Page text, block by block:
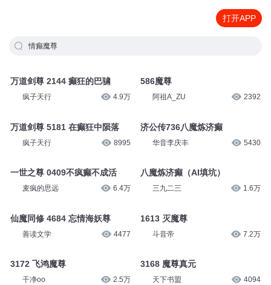
打开APP
情癫魔尊
万道剑尊 2144 癫狂的巴骕
疯子天行 4.9万
万道剑尊 5181 在癫狂中陨落
疯子天行 8995
一世之尊 0409不疯癫不成活
麦疯的思远 6.4万
仙魔同修 4684 忘情海妖尊
善读文学 4477
3172 飞鸿魔尊
干净oo 2.5万
586魔尊
阿祖A_ZU 2392
济公传736八魔炼济癫
华音李庆丰 5430
八魔炼济癫（AI填坑）
三九二三 1.6万
1613 灭魔尊
斗音帝 7.2万
3168 魔尊真元
天下书盟 4094